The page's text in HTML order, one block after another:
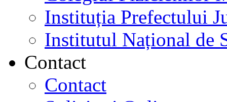
Instituția Prefectului
Institutul Național de
Contact
Contact